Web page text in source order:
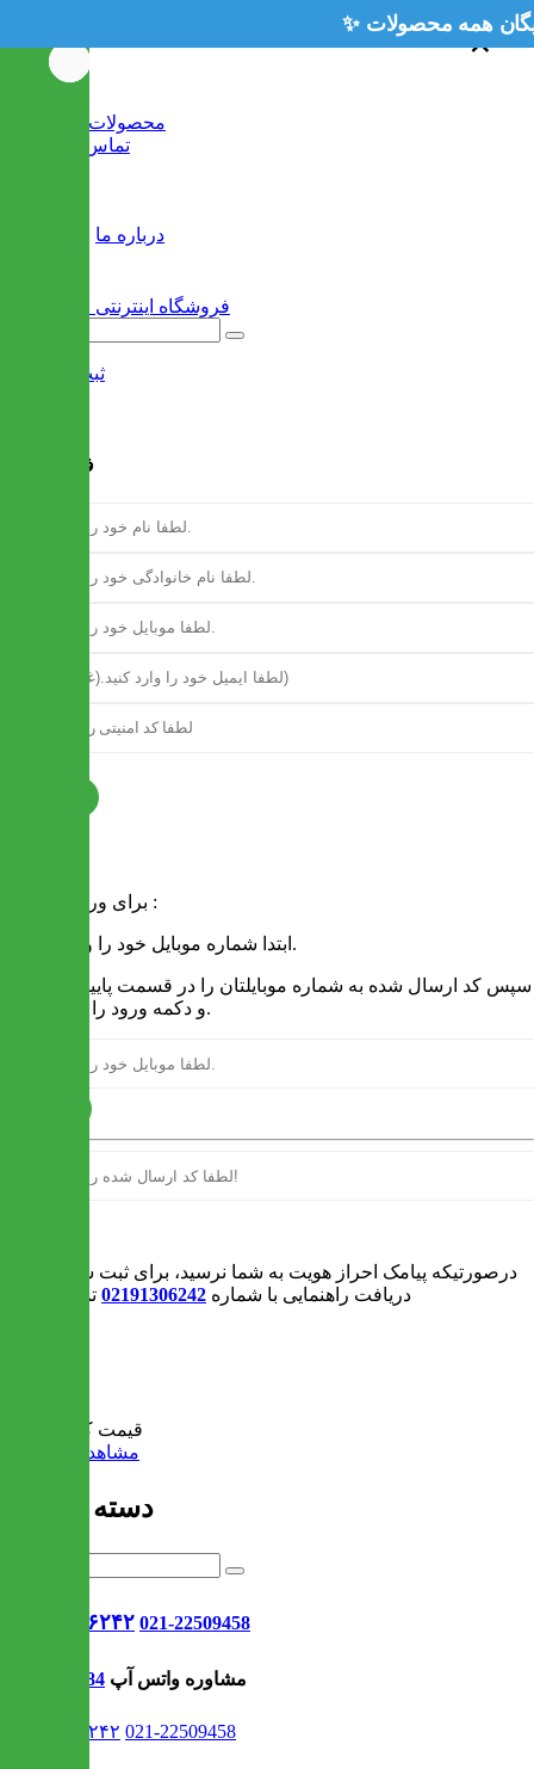
محصولات جدید
تماس با ما
درباره ما
ثبت نام
فرم ثبت نام
برای ورود به سایت :
1 - ابتدا شماره موبایل خود را وارد کنید.
و دکمه ورود را انتخاب کنید.
درصورتیکه پیامک احراز هویت به شما نرسید، برای ثبت سفارش و یا
دریافت راهنمایی با شماره 02191306242 تماس بگیرید
قیمت کل:
مشاهده سبد خرید
دسته بندی ها
021-۹۱۳۰۶۲۴۲ 021-22509458
09302308484 مشاوره واتس آپ
021-۹۱۳۰۶۲۴۲ 021-22509458
×
×